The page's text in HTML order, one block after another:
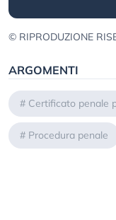
© RIPRODUZIONE
ARGOMENTI
# Certificato penale
# Procedura penale